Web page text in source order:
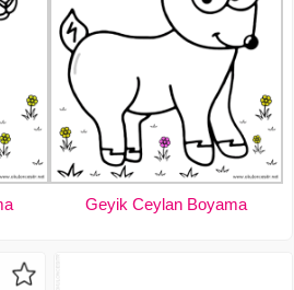
Geyik Ceylan Boyama